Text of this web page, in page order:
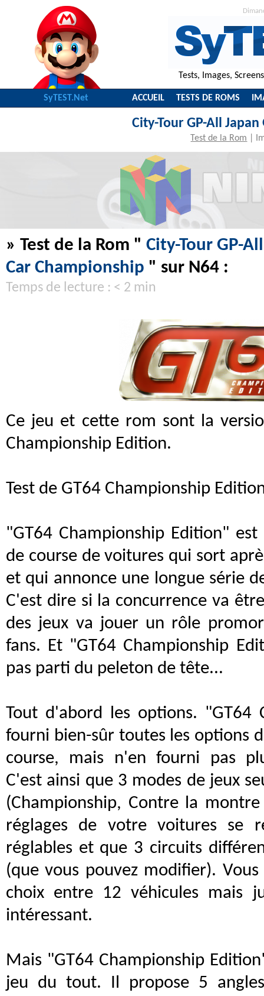
Tests, Images,
SyTEST.Net ACCUEIL TESTS DE ROMS
City-Tour GP-All
Test de la Rom
» Test de la Rom " City-Tour GP-
Car Championship " sur N64 :
Temps de lecture : < 2 min
Ce jeu et cette rom sont la
Championship Edition.
Test de GT64 Championship
"GT64 Championship Edition"
de course de voitures qui sort
et qui annonce une longue série
C'est dire si la concurrence va
des jeux va jouer un rôle
fans. Et "GT64 Championship
pas parti du peleton de tête...
Tout d'abord les options. "GT64
fourni bien-sûr toutes les options
course, mais n'en fourni pas
C'est ainsi que 3 modes de jeux
(Championship, Contre la
réglages de votre voitures se
réglables et que 3 circuits
(que vous pouvez modifier).
choix entre 12 véhicules mais
intéressant.
Mais "GT64 Championship
jeu du tout. Il propose 5